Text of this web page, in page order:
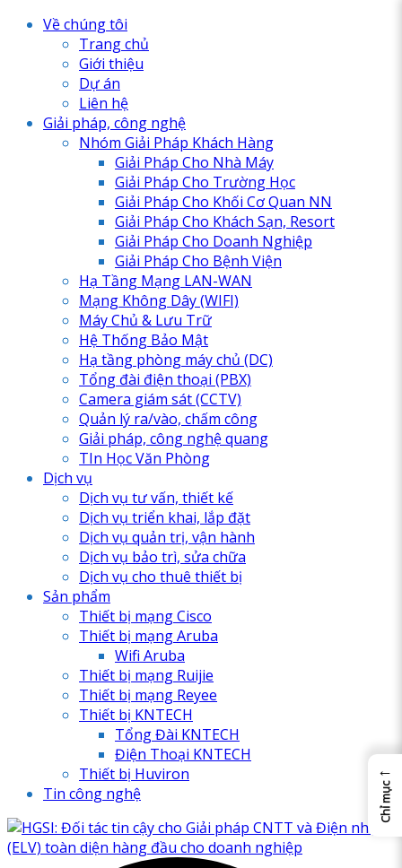
Về chúng tôi
Trang chủ
Giới thiệu
Dự án
Liên hệ
Giải pháp, công nghệ
Nhóm Giải Pháp Khách Hàng
Giải Pháp Cho Nhà Máy
Giải Pháp Cho Trường Học
Giải Pháp Cho Khối Cơ Quan NN
Giải Pháp Cho Khách Sạn, Resort
Giải Pháp Cho Doanh Nghiệp
Giải Pháp Cho Bệnh Viện
Hạ Tầng Mạng LAN-WAN
Mạng Không Dây (WIFI)
Máy Chủ & Lưu Trữ
Hệ Thống Bảo Mật
Hạ tầng phòng máy chủ (DC)
Tổng đài điện thoại (PBX)
Camera giám sát (CCTV)
Quản lý ra/vào, chấm công
Giải pháp, công nghệ quang
TIn Học Văn Phòng
Dịch vụ
Dịch vụ tư vấn, thiết kế
Dịch vụ triển khai, lắp đặt
Dịch vụ quản trị, vận hành
Dịch vụ bảo trì, sửa chữa
Dịch vụ cho thuê thiết bị
Sản phẩm
Thiết bị mạng Cisco
Thiết bị mạng Aruba
Wifi Aruba
Thiết bị mạng Ruijie
Thiết bị mạng Reyee
Thiết bị KNTECH
Tổng Đài KNTECH
Điện Thoại KNTECH
Thiết bị Huviron
Tin công nghệ
←
Chỉ mục